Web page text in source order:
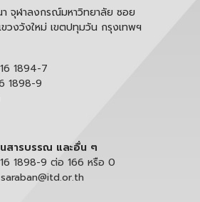
จุฬาลงกรณ์มหาวิทยาลัย ซอย
วงวังใหม่ เขตปทุมวัน กรุงเทพฯ
1894-7
1898-9
สารบรรณ และอื่น ๆ
1898-9 ต่อ 166 หรือ 0
saraban@itd.or.th